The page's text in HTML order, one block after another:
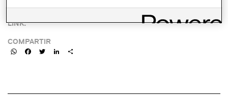
LINK:
COMPARTIR
WhatsAppFacebookTwitterLinkedIn